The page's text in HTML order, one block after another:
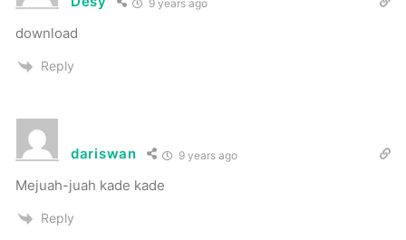
9 years ago
download
Reply
dariswan 9 years ago
Mejuah-juah kade kade
Reply